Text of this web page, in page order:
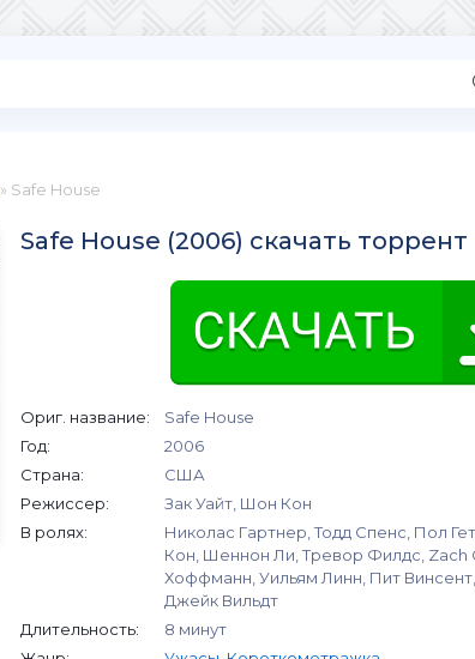
» Safe House
Safe House (2006) скачать торрент
Ориг. название:
Safe House
Год:
2006
Страна:
США
Режиссер:
Зак Уайт, Шон Кон
В ролях:
Николас Гартнер, Тодд Спенс, Пол
Кон, Шеннон Ли, Тревор Филдс, Zach
Хоффманн, Уильям Линн, Пит
Джейк Вильдт
Длительность:
8 минут